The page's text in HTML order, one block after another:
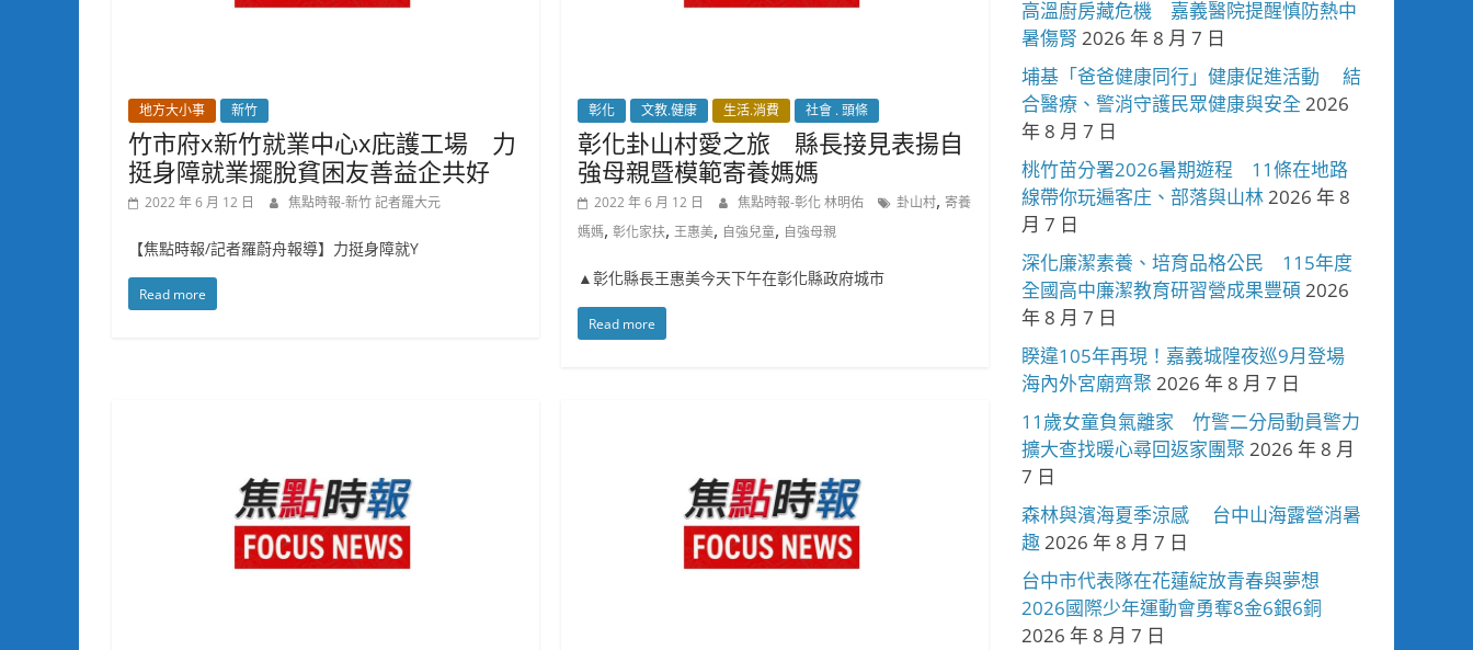
地方大小事 新竹
竹市府x新竹就業中心x庇護工場 力
挺身障就業擺脫貧困友善益企共好
2022 年 6 月 12 日 焦點時報-新竹 記者羅大元
【焦點時報/記者羅蔚舟報導】力挺身障就Y
Read more
彰化 文教.健康 生活.消費 社會 . 頭條
彰化卦山村愛之旅 縣長接見表揚自
強母親暨模範寄養媽媽
2022 年 6 月 12 日 焦點時報-彰化 林明佑 卦山村,寄養
媽媽,彰化家扶,王惠美, 自強兒童, 自強母親
▲彰化縣長王惠美今天下午在彰化縣政府城市
Read more
高溫廚房藏危機 嘉義醫院提醒慎防熱中
暑傷腎 2026 年 8 月 7 日
埔基「爸爸健康同行」健康促進活動 結
合醫療、警消守護民眾健康與安全 2026
年 8 月 7 日
桃竹苗分署2026暑期遊程 11條在地路
線帶你玩遍客庄、部落與山林2026 年 8
月 7 日
深化廉潔素養、培育品格公民 115年度
全國高中廉潔教育研習營成果豐碩 2026
年 8 月 7 日
睽違105年再現！嘉義城隍夜巡9月登場
海內外宮廟齊聚 2026 年 8 月 7 日
11歲女童負氣離家 竹警二分局動員警力
擴大查找暖心尋回返家團聚 2026 年 8 月
7 日
森林與濱海夏季涼感 台中山海露營消暑
趣2026 年 8 月 7 日
台中市代表隊在花蓮綻放青春與夢想
2026國際少年運動會勇奪8金6銀6銅
2026 年 8 月 7 日